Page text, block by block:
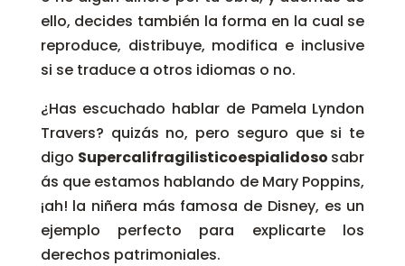
ello, decides también la forma en la cual se
reproduce, distribuye, modifica e inclusive
si se traduce a otros idiomas o no.
¿Has escuchado hablar de Pamela Lyndon
Travers? quizás no, pero seguro que si te
digo Supercalifragilisticoespialidoso sabr
ás que estamos hablando de Mary Poppins,
¡ah! la niñera más famosa de Disney, es un
ejemplo perfecto para explicarte los
derechos patrimoniales.